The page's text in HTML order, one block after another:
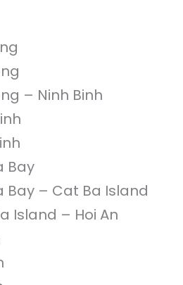
– Ninh Binh
Bay
Bay – Cat Ba Island
Island – Hoi An